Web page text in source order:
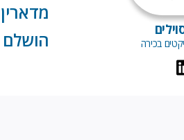
בכירה
הושלם